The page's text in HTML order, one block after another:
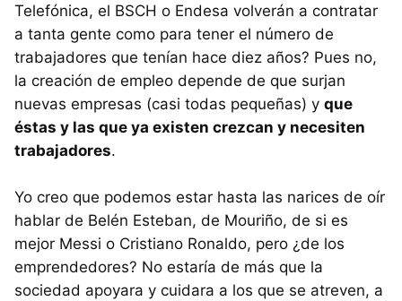
Telefónica, el BSCH o Endesa volverán a contratar
a tanta gente como para tener el número de
trabajadores que tenían hace diez años? Pues no,
la creación de empleo depende de que surjan
nuevas empresas (casi todas pequeñas) y que
éstas y las que ya existen crezcan y necesiten
trabajadores.
Yo creo que podemos estar hasta las narices de oír
hablar de Belén Esteban, de Mouriño, de si es
mejor Messi o Cristiano Ronaldo, pero ¿de los
emprendedores? No estaría de más que la
sociedad apoyara y cuidara a los que se atreven, a